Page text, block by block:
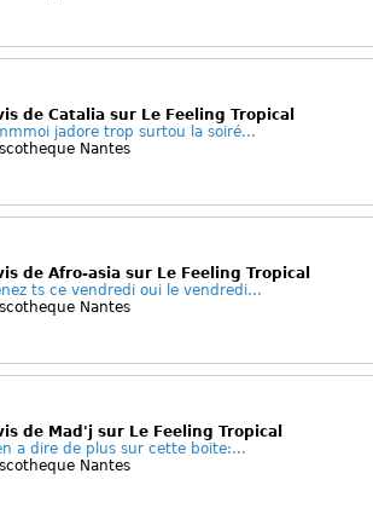
de Catalia sur Le Feeling Tropical
jadore trop surtou la soiré...
Nantes
de Afro-asia sur Le Feeling Tropical
ts ce vendredi oui le vendredi...
Nantes
de Mad'j sur Le Feeling Tropical
a dire de plus sur cette boite:...
Nantes